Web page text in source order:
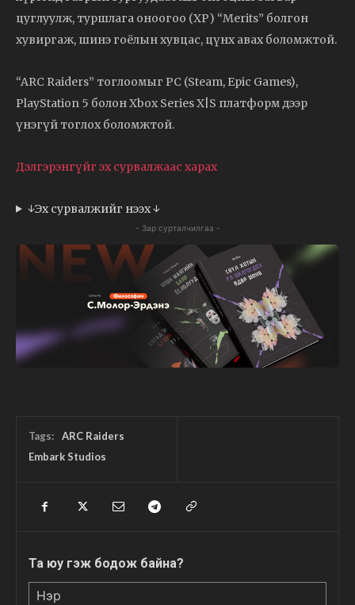
цуглуулж, туршлага оноогоо (XP) “Merits” болгон
хувиргаж, шинэ гоёлын хувцас, цүнх авах боломжтой.
“ARC Raiders” тоглоомыг PC (Steam, Epic Games),
PlayStation 5 болон Xbox Series X|S платформ дээр
үнэгүй тоглох боломжтой.
Дэлгэрэнгүйг эх сурвалжаас харах
↓Эх сурвалжийг нээх ↓
- Зар сурталчилгаа -
Tags:
ARC Raiders
Embark Studios
Та юу гэж бодож байна?